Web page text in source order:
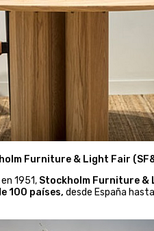
Furniture & Light Fair
1951, Stockholm Furniture &
100 países, desde España